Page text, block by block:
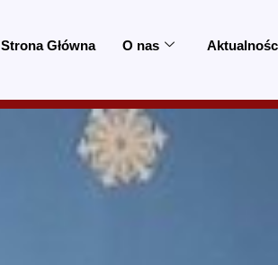
Strona Główna O nas